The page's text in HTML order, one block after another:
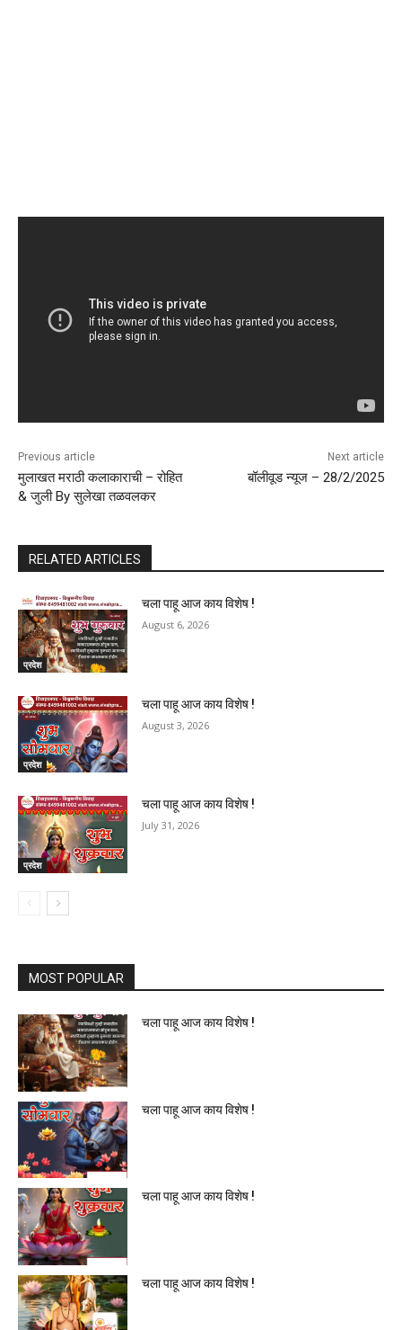
Previous article
मुलाखत मराठी कलाकाराची – रोहित
& जुली By सुलेखा तळवलकर
Next article
बॉलीवूड न्यूज – 28/2/2025
RELATED ARTICLES
प्रदेश
चला पाहू आज काय विशेष !
August 6, 2026
प्रदेश
चला पाहू आज काय विशेष !
August 3, 2026
प्रदेश
चला पाहू आज काय विशेष !
July 31, 2026
MOST POPULAR
चला पाहू आज काय विशेष !
चला पाहू आज काय विशेष !
चला पाहू आज काय विशेष !
चला पाहू आज काय विशेष !